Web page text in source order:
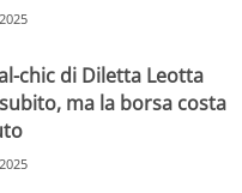
chic di Diletta Leotta
ma la borsa costa